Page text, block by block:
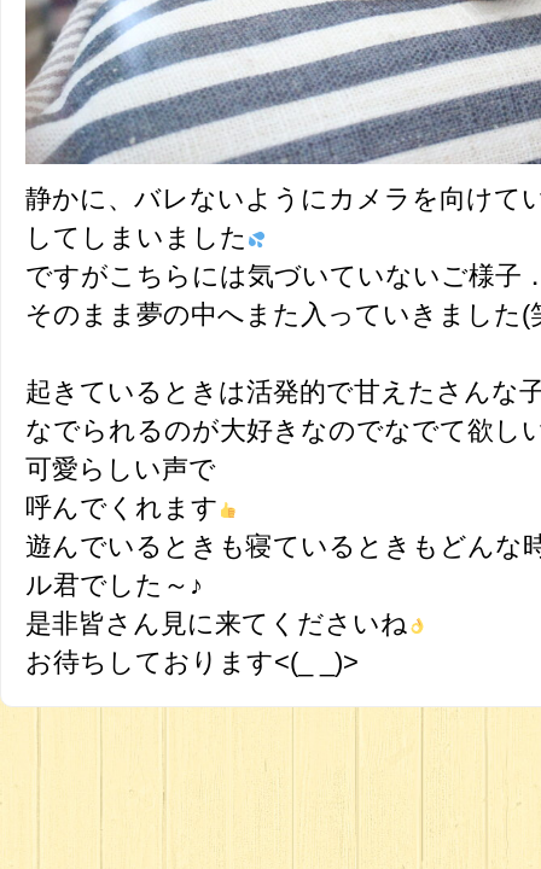
静かに、バレないようにカメラを向けて
してしまいました
ですがこちらには気づいていないご様子
そのまま夢の中へまた入っていきました(
起きているときは活発的で甘えたさんな
なでられるのが大好きなのでなでて欲し
可愛らしい声で
呼んでくれます
遊んでいるときも寝ているときもどんな
ル君でした～♪
是非皆さん見に来てくださいね
お待ちしております<(_ _)>